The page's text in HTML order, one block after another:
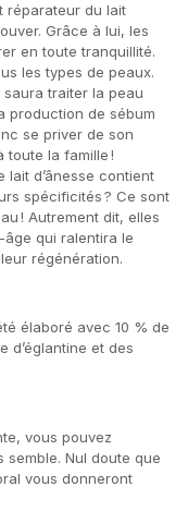
réparateur du lait
Grâce à lui, les
en toute tranquillité.
les types de peaux.
traiter la peau
production de sébum
se priver de son
toute la famille !
d’ânesse contient
spécificités ? Ce sont
! Autrement dit, elles
qui ralentira le
régénération.
élaboré avec 10 % de
d’églantine et des
vous pouvez
Nul doute que
vous donneront